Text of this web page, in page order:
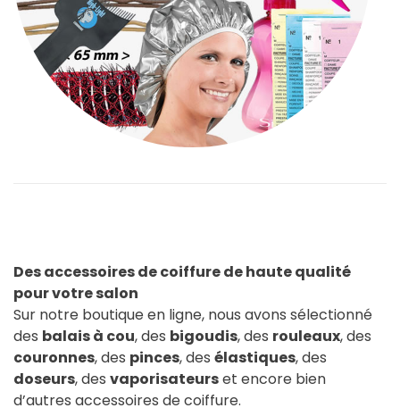
Des accessoires de coiffure de haute qualité
pour votre salon
Sur notre boutique en ligne, nous avons sélectionné
des balais à cou, des bigoudis, des rouleaux, des
couronnes, des pinces, des élastiques, des
doseurs, des vaporisateurset encore bien
d’autres accessoires de coiffure.